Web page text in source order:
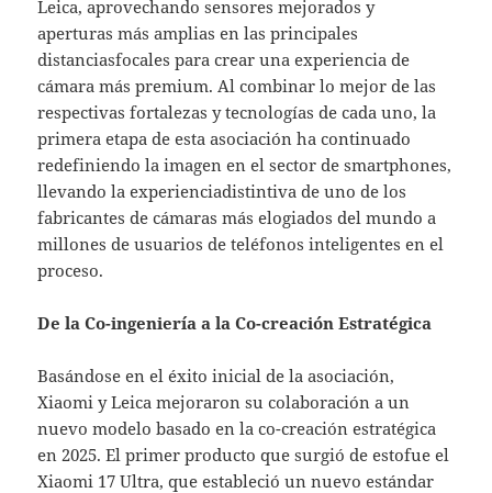
Leica, aprovechando sensores mejorados y
aperturas más amplias en las principales
distanciasfocales para crear una experiencia de
cámara más premium. Al combinar lo mejor de las
respectivas fortalezas y tecnologías de cada uno, la
primera etapa de esta asociación ha continuado
redefiniendo la imagen en el sector de smartphones,
llevando la experienciadistintiva de uno de los
fabricantes de cámaras más elogiados del mundo a
millones de usuarios de teléfonos inteligentes en el
proceso.
De la Co-ingeniería a la Co-creación Estratégica
Basándose en el éxito inicial de la asociación,
Xiaomi y Leica mejoraron su colaboración a un
nuevo modelo basado en la co-creación estratégica
en 2025. El primer producto que surgió de estofue el
Xiaomi 17 Ultra, que estableció un nuevo estándar